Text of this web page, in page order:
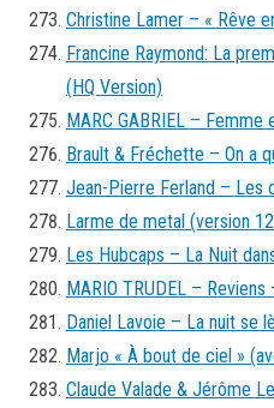
Christine Lamer – « Rêve
Francine Raymond: La
(HQ Version)
MARC GABRIEL –
Brault & Fréchette – On a
Jean-Pierre Ferland – Les
Larme de metal (version
Les Hubcaps – La Nuit
MARIO TRUDEL –
Daniel Lavoie – La nuit se
Marjo « À bout de ciel »
Claude Valade & Jérôme